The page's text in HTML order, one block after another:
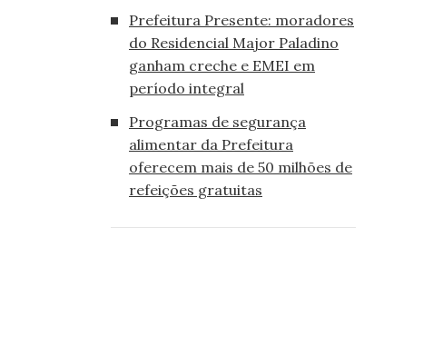
Prefeitura Presente: moradores
do Residencial Major Paladino
ganham creche e EMEI em
período integral
Programas de segurança
alimentar da Prefeitura
oferecem mais de 50 milhões de
refeições gratuitas